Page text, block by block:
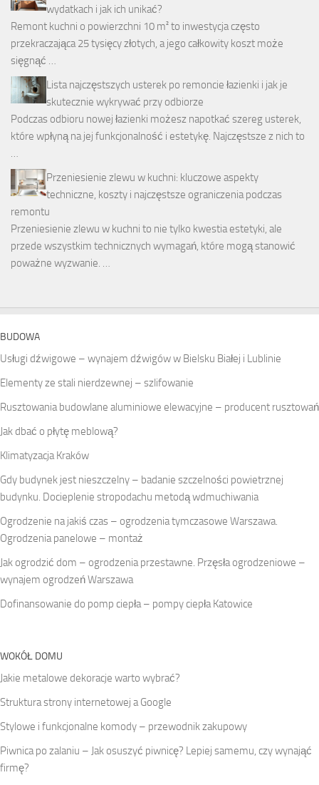
wydatkach i jak ich unikać?
Remont kuchni o powierzchni 10 m² to inwestycja często
przekraczająca 25 tysięcy złotych, a jego całkowity koszt może
sięgnąć …
Lista najczęstszych usterek po remoncie łazienki i jak je
skutecznie wykrywać przy odbiorze
Podczas odbioru nowej łazienki możesz napotkać szereg usterek,
które wpłyną na jej funkcjonalność i estetykę. Najczęstsze z nich to
…
Przeniesienie zlewu w kuchni: kluczowe aspekty
techniczne, koszty i najczęstsze ograniczenia podczas
remontu
Przeniesienie zlewu w kuchni to nie tylko kwestia estetyki, ale
przede wszystkim technicznych wymagań, które mogą stanowić
poważne wyzwanie. …
BUDOWA
Usługi dźwigowe – wynajem dźwigów w Bielsku Białej i Lublinie
Elementy ze stali nierdzewnej – szlifowanie
Rusztowania budowlane aluminiowe elewacyjne – producent rusztowań
Jak dbać o płytę meblową?
Klimatyzacja Kraków
Gdy budynek jest nieszczelny – badanie szczelności powietrznej
budynku. Docieplenie stropodachu metodą wdmuchiwania
Ogrodzenie na jakiś czas – ogrodzenia tymczasowe Warszawa.
Ogrodzenia panelowe – montaż
Jak ogrodzić dom – ogrodzenia przestawne. Przęsła ogrodzeniowe –
wynajem ogrodzeń Warszawa
Dofinansowanie do pomp ciepła – pompy ciepła Katowice
WOKÓŁ DOMU
Jakie metalowe dekoracje warto wybrać?
Struktura strony internetowej a Google
Stylowe i funkcjonalne komody – przewodnik zakupowy
Piwnica po zalaniu – Jak osuszyć piwnicę? Lepiej samemu, czy wynająć
firmę?